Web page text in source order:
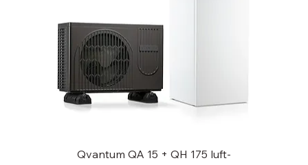
Qvantum QA 15 + QH 175 luft-